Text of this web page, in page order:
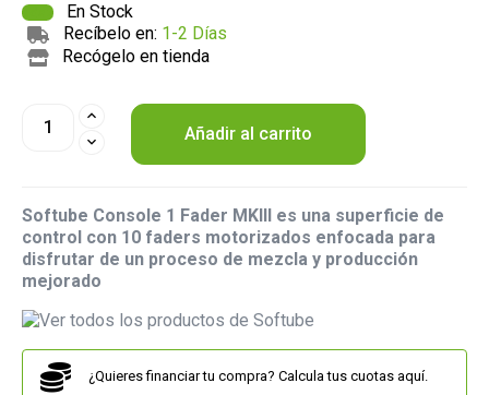
En Stock
Recíbelo en: 1-2 Días
Recógelo en tienda
Añadir al carrito
Softube Console 1 Fader MKIII es una superficie de
control con 10 faders motorizados enfocada para
disfrutar de un proceso de mezcla y producción
mejorado
¿Quieres financiar tu compra? Calcula tus cuotas aquí.